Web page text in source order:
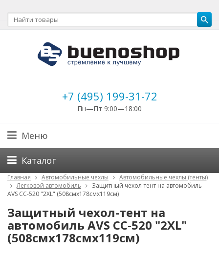
+7 (495) 199-31-72
Пн—Пт 9:00—18:00
Меню
Каталог
Главная Автомобильные чехлы
Автомобильные чехлы (тенты)
Легковой автомобиль
Защитный чехол-тент на автомобиль
AVS СС-520 "2XL" (508смх178смх119см)
Защитный чехол-тент на
автомобиль AVS СС-520 "2XL"
(508смх178смх119см)